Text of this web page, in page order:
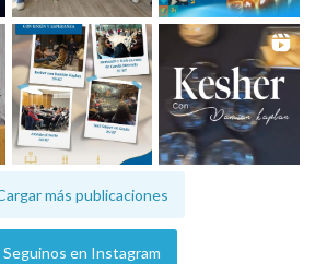
más publicaciones
Seguinos en Instagram